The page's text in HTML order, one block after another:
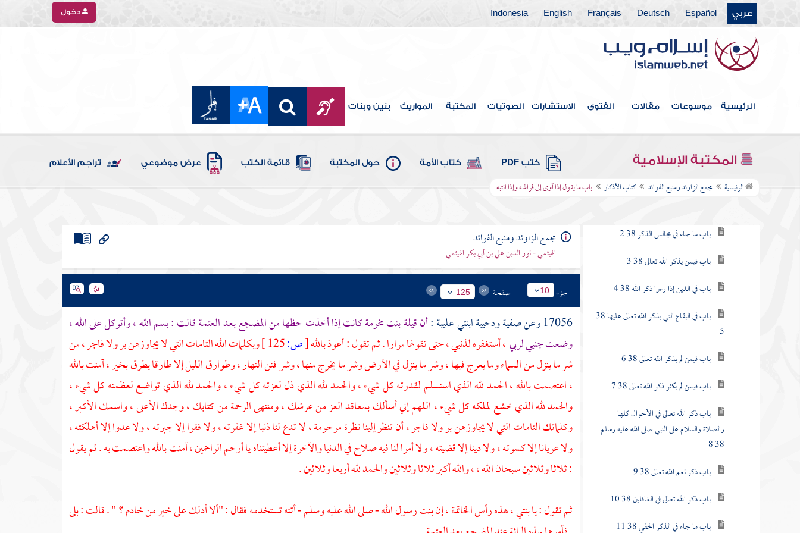
عربي Español
Deutsch
Français
English
Indonesia دخول
الرئيسية موسوعات مقالات الفتوى الاستشارات الصوتيات المكتبة المواريث بنين وبنات
المكتبة الإسلامية كتب PDF كتاب الأمة حول المكتبة قائمة الكتب عرض موضوعي تراجم الأعلام
الرئيسية مجمع الزاوئد ومنبع الفوائد كتاب الأذكار باب ما يقول إذا آوى إلى فراشه وإذا انتبه
كتاب الفتن أعاذنا الله منها
كتاب الأدب
كتاب البر والصلة
كتاب فيه ذكر الأنبياء
كتاب علامات النبوة
كتاب المناقب
كتاب الأذكار
باب ما جاء في مجالس الذكر 38 2
باب فيمن يذكر الله تعالى 38 3
باب في الذين إذا رءوا ذكر الله 38 4
باب في البقاع التي يذكر الله تعالى عليها 38
5
باب فيمن لم يذكر الله تعالى 38 6
باب فيمن لم يكثر ذكر الله تعالى 38 7
باب ذكر الله تعالى في الأحوال كلها
والصلاة والسلام على النبي صلى الله عليه وسلم
38 8
باب ذكر نعم الله تعالى 38 9
باب ذكر الله تعالى في الغافلين 38 10
باب ما جاء في الذكر الخفي 38 11
مجمع الزاوئد ومنبع الفوائد
الهيثمي - نور الدين علي بن أبي بكر الهيثمي
جزء 10 صفحة 125
17056 وعن صفيةودحيبةابنتي عليبة :أنقيلة بنت مخرمةكانت إذا أخذت حظها من المضجع بعد العتمة قالت : بسم الله ، وأتوكل على الله ،
وضعت جنبي لربي، أستغفره لذنبي ، حتى تقولها مرارا . ثم تقول : أعوذ بالله[ص:
وبكلمات الله التامات التي لا يجاوزهن بر ولا فاجر ، من
شر ما ينزل من السماء وما يعرج فيها ، وشر ما ينزل في الأرض وشر ما يخرج منها ، وشر فتن النهار ، وطوارق الليل إلا طارقا يطرق بخير ، آمنت بالله
، اعتصمت بالله ، الحمد لله الذي استسلم لقدرته كل شيء ، والحمد لله الذي ذل لعزته كل شيء ، والحمد لله الذي تواضع لعظمته كل شيء ،
والحمد لله الذي خشع لملكه كل شيء ، اللهم إني أسألك بمعاقد العز من عرشك ، ومنتهى الرحمة من كتابك ، وجدك الأعلى ، واسمك الأكبر ،
وكلماتك التامات التي لا يجاوزهن بر ولا فاجر ، أن تنظر إلينا نظرة مرحومة ، لا تدع لنا ذنبا إلا غفرته ، ولا فقرا إلا جبرته ، ولا عدوا إلا أهلكته ،
ولا عريانا إلا كسوته ، ولا دينا إلا قضيته ، ولا أمرا لنا فيه صلاح في الدنيا والآخرة إلا أعطيتناه يا أرحم الراحمين ، آمنت بالله واعتصمت به . ثم يقول
: ثلاثا وثلاثين سبحان الله ، ، والله أكبر ثلاثا وثلاثين والحمد لله أربعا وثلاثين .
ثم تقول : يا بنتي ، هذه رأس الخاتمة ، إن بنت رسول الله - صلى الله عليه وسلم - أتته تستخدمه فقال : "ألا أدلك على خير من خادم ؟ " . قالت : بلى